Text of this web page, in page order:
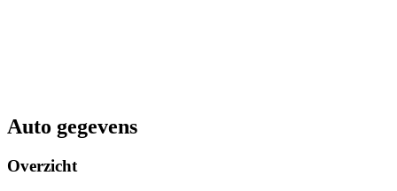
Auto gegevens
Overzicht